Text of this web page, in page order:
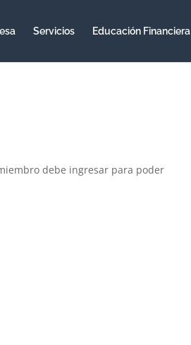
Servicios Educación Financiera
debe ingresar para poder